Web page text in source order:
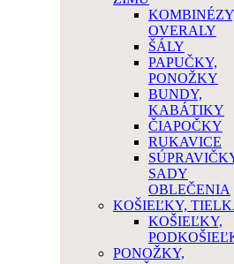
OVERALY
ŠÁLY
PAPUČKY,
PONOŽKY
BUNDY,
KABÁTIKY
ČIAPOČKY
RUKAVICE
SADY
OBLEČENIA
KOŠIEĽKY,
KOŠIEĽKY,
PONOŽKY,